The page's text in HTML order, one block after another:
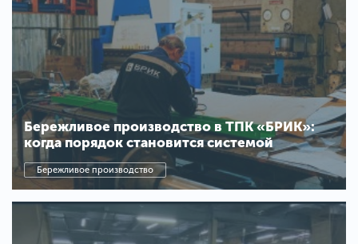
Бережливое производство в ТПК «БРИК»:
когда порядок становится системой
Бережливое производство